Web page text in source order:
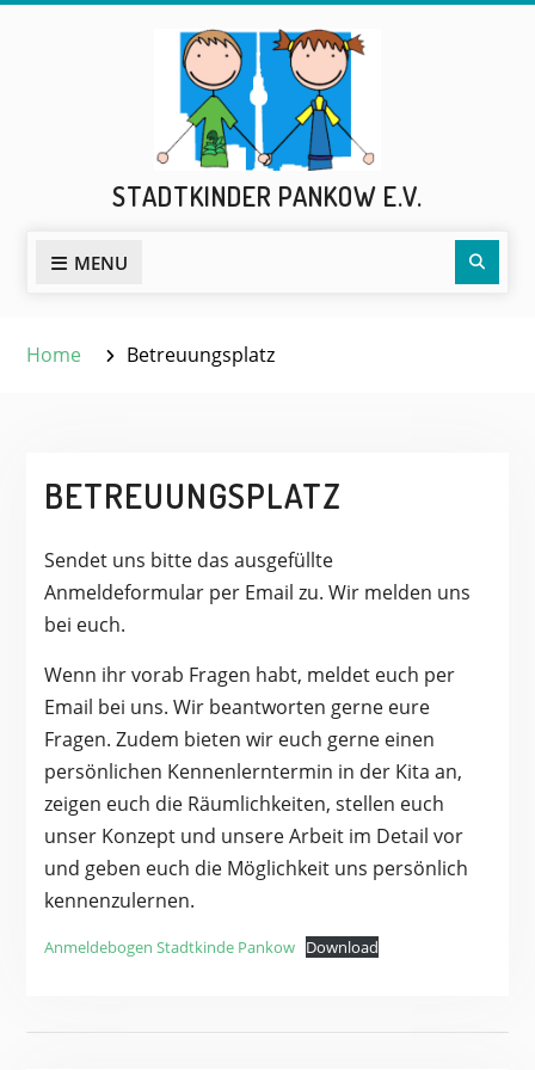
STADTKINDER PANKOW E.V.
MENU
Home Betreuungsplatz
BETREUUNGSPLATZ
Sendet uns bitte das ausgefüllte
Anmeldeformular per Email zu. Wir melden uns
bei euch.
Wenn ihr vorab Fragen habt, meldet euch per
Email bei uns. Wir beantworten gerne eure
Fragen. Zudem bieten wir euch gerne einen
persönlichen Kennenlerntermin in der Kita an,
zeigen euch die Räumlichkeiten, stellen euch
unser Konzept und unsere Arbeit im Detail vor
und geben euch die Möglichkeit uns persönlich
kennenzulernen.
Anmeldebogen Stadtkinde Pankow Download